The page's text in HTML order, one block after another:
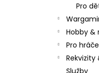
Pro
Hobby &
Pro hráče
Rekvizity
Služby